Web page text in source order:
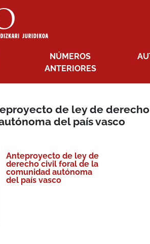
NÚMEROS
ANTERIORES
de ley de
del país vasco
Anteproyecto de ley de
derecho civil foral de la
comunidad autónoma
del país vasco